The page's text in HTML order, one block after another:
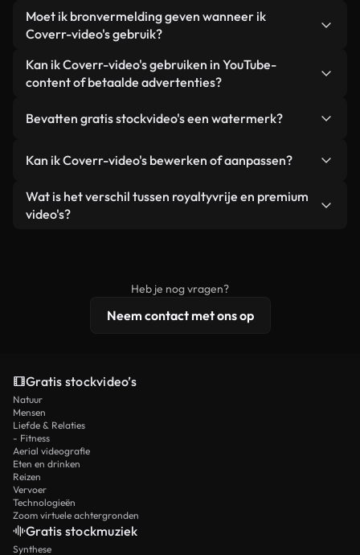
achtergrond. Zo blijft de kwaliteit hoog, worden de
laadtijden geminimaliseerd en worden
statistieken zoals LCP verbeterd.
Met Coverr AI Studio maak je direct een video.
Beschrijf de scène – bijvoorbeeld "Aandacht bij
enkele seconden een gepersonaliseerde video die
voldoet aan onze licentievoorwaarden.
Moet ik bronvermelding geven wanneer ik
Coverr-video's gebruik?
Naamsvermelding is niet vereist. Alle video's in
onze stockbibliotheek zijn royaltyvrij en kunnen
hoewel dit altijd op prijs wordt gesteld.
Kan ik Coverr-video's gebruiken in YouTube-
content of betaalde advertenties?
gebruikt in YouTube-video's met advertentie-
advertenties van klanten, zolang je de beelden
een losstaand product.
Bevatten gratis stockvideo's een watermerk?
zijn of door AI gegenereerd – bevat watermerken.
Je krijgt schoon, direct bruikbaar beeldmateriaal.
Kan ik Coverr-video's bewerken of aanpassen?
Ja. Je mag onze video's inkorten, bijsnijden of
remixen. Zorg er wel voor dat het eindproduct
Wat is het verschil tussen royaltyvrije en premium
video's?
licentiebescherming omvat.
Heb je nog vragen?
Neem contact met ons op
Gratis stockvideo’s
Natuur
Mensen
Liefde & Relaties
- Fitness
Aerial videografie
Eten en drinken
Reizen
Vervoer
Technologieën
Zoom virtuele achtergronden
Gratis stockmuziek
Synthese